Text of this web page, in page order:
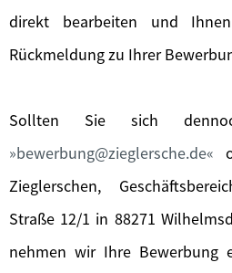
direkt bearbeiten und
Rückmeldung zu Ihrer
Sollten Sie sich
bewerbung@zieglersche.de
Zieglerschen,
Straße 12/1 in 88271
nehmen wir Ihre Bewerbung